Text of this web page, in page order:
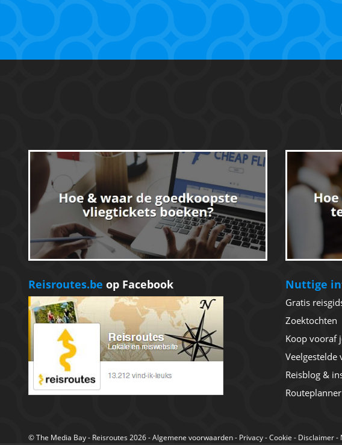
Reisroutes.be op Facebook Nuttige
Gratis
Zoektochten
Koop vooraf
Veelgestelde
Reisblog &
©The Media Bay- Reisroutes 2026 -Algemene voorwaarden- Privacy-Cookie - Disclaimer-